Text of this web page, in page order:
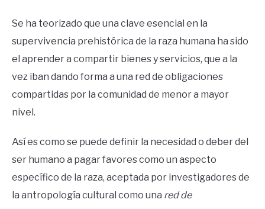
Se ha teorizado que una clave esencial en la
supervivencia prehistórica de la raza humana ha sido
el aprender a compartir bienes y servicios, que a la
vez iban dando forma a una red de obligaciones
compartidas por la comunidad de menor a mayor
nivel.
Así es como se puede definir la necesidad o deber del
ser humano a pagar favores como un aspecto
específico de la raza, aceptada por investigadores de
la antropología cultural como una red de